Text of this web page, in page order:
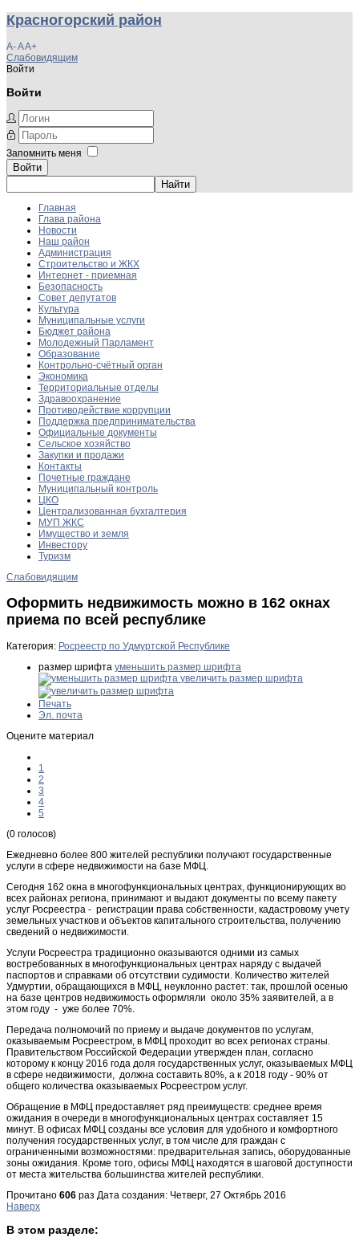
Красногорский район
A-AA+
Слабовидящим
Войти
Войти
Запомнить меня
Войти
Главная
Глава района
Новости
Наш район
Администрация
Строительство и ЖКХ
Интернет - приемная
Безопасность
Совет депутатов
Культура
Муниципальные услуги
Бюджет района
Молодежный Парламент
Образование
Контрольно-счётный орган
Экономика
Территориальные отделы
Здравоохранение
Противодействие коррупции
Поддержка предпринимательства
Официальные документы
Сельское хозяйство
Закупки и продажи
Контакты
Почетные граждане
Муниципальный контроль
ЦКО
Централизованная бухгалтерия
МУП ЖКС
Имущество и земля
Инвестору
Туризм
Слабовидящим
Оформить недвижимость можно в 162 окнах
приема по всей республике
Категория: Росреестр по Удмуртской Республике
размер шрифта уменьшить размер шрифта
увеличить размер шрифта
Печать
Эл. почта
Оцените материал
1
2
3
4
5
(0 голосов)
Ежедневно более 800 жителей республики получают государственные
услуги в сфере недвижимости на базе МФЦ.
Сегодня 162 окна в многофункциональных центрах, функционирующих во
всех районах региона, принимают и выдают документы по всему пакету
услуг Росреестра - регистрации права собственности, кадастровому учету
земельных участков и объектов капитального строительства, получению
сведений о недвижимости.
Услуги Росреестра традиционно оказываются одними из самых
востребованных в многофункциональных центрах наряду с выдачей
паспортов и справками об отсутствии судимости. Количество жителей
Удмуртии, обращающихся в МФЦ, неуклонно растет: так, прошлой осенью
на базе центров недвижимость оформляли около 35% заявителей, а в
этом году - уже более 70%.
Передача полномочий по приему и выдаче документов по услугам,
оказываемым Росреестром, в МФЦ проходит во всех регионах страны.
Правительством Российской Федерации утвержден план, согласно
которому к концу 2016 года доля государственных услуг, оказываемых МФЦ
в сфере недвижимости, должна составить 80%, а к 2018 году - 90% от
общего количества оказываемых Росреестром услуг.
Обращение в МФЦ предоставляет ряд преимуществ: среднее время
ожидания в очереди в многофункциональных центрах составляет 15
минут. В офисах МФЦ созданы все условия для удобного и комфортного
получения государственных услуг, в том числе для граждан с
ограниченными возможностями: предварительная запись, оборудованные
зоны ожидания. Кроме того, офисы МФЦ находятся в шаговой доступности
от места жительства большинства жителей республики.
Прочитано 606 раз Дата создания: Четверг, 27 Октябрь 2016
Наверх
В этом разделе: